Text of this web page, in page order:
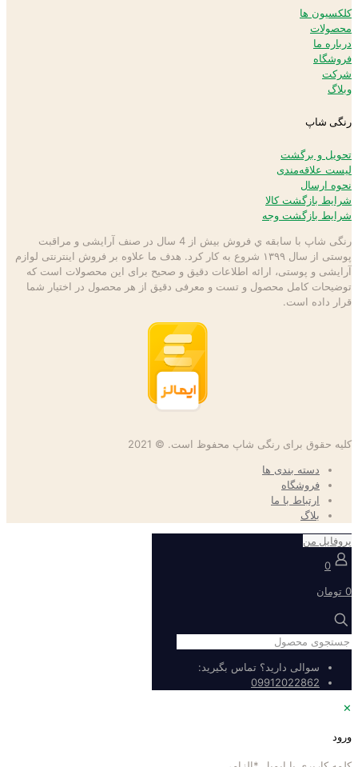
کلکسیون ها
محصولات
درباره ما
فروشگاه
شرکت
وبلاگ
رنگی شاپ
تحویل و برگشت
لیست علاقه‌مندی
نحوه ارسال
شرایط بازگشت کالا
شرایط بازگشت وجه
رنگی شاپ با سابقه ي فروش بیش از 4 سال در صنف آرایشی و مراقبت
پوستی از سال ۱۳۹۹ شروع به كار كرد. هدف ما علاوه بر فروش اینترنتی لوازم
آرایشی و پوستی، ارائه اطلاعات دقیق و صحیح برای این محصولات است كه
توضيحات كامل محصول و تست و معرفی دقیق از هر محصول در اختيار شما
قرار داده است.
کلیه حقوق برای رنگی شاپ محفوظ است. © 2021
دسته بندی ها
فروشگاه
ارتباط با ما
بلاگ
پروفایل من
0
0 تومان
سوالی دارید؟ تماس بگیرید:
09912022862
✕
ورود